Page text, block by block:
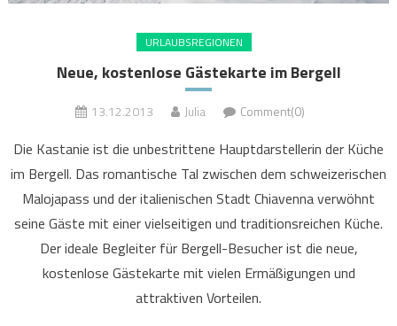
URLAUBSREGIONEN
Neue, kostenlose Gästekarte im Bergell
13.12.2013 Julia Comment(0)
Die Kastanie ist die unbestrittene Hauptdarstellerin der Küche
im Bergell. Das romantische Tal zwischen dem schweizerischen
Malojapass und der italienischen Stadt Chiavenna verwöhnt
seine Gäste mit einer vielseitigen und traditionsreichen Küche.
Der ideale Begleiter für Bergell-Besucher ist die neue,
kostenlose Gästekarte mit vielen Ermäßigungen und
attraktiven Vorteilen.